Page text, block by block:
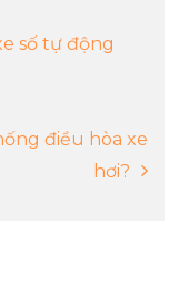
số tự động
điều hòa xe
hơi?